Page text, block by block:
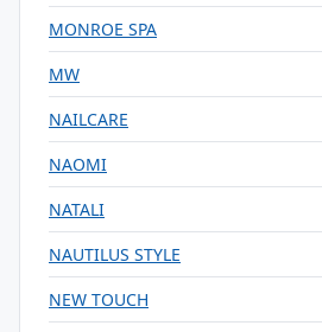
MONROE SPA
MW
NAILCARE
NAOMI
NATALI
NAUTILUS STYLE
NEW TOUCH